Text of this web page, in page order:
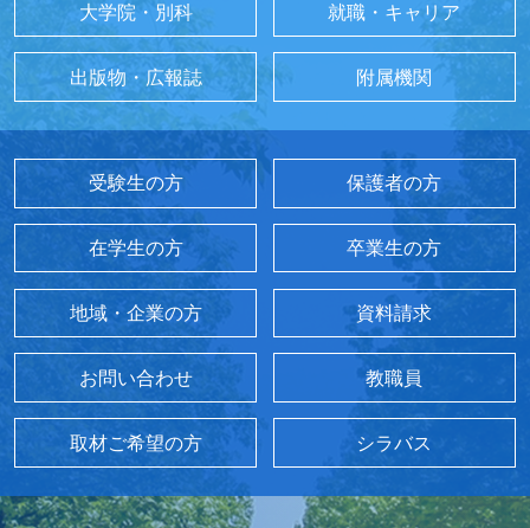
大学院・別科 就職・キャリア
出版物・広報誌 附属機関
受験生の方 保護者の方
在学生の方 卒業生の方
地域・企業の方 資料請求
お問い合わせ 教職員
取材ご希望の方 シラバス